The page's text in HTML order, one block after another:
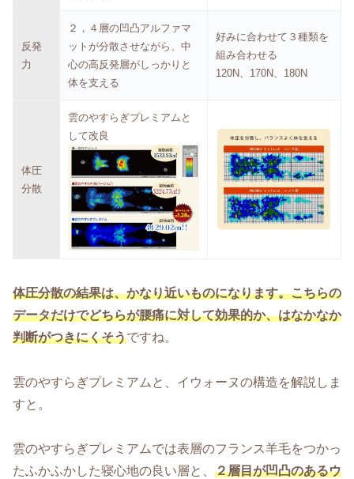
反発
力
２，４層の凹凸アルファマ
ットが分散させながら、中
心の高反発層がしっかりと
体を支える
好みに合わせて３種類を
組み合わせる
120N、170N、180N
体圧
分散
雲のやすらぎプレミアムと
して改良
体圧分散の結果は、かなり近いものになります。こちらの
データだけでどちらが腰痛に対して効果的か、はなかなか
判断がつきにくそうですね。
雲のやすらぎプレミアムと、イウォーヌの構造を解説しま
すと。
雲のやすらぎプレミアムでは表層のフランス羊毛をつかっ
たふかふかした寝心地の良い層と、 ２層目が凹凸のあるウ